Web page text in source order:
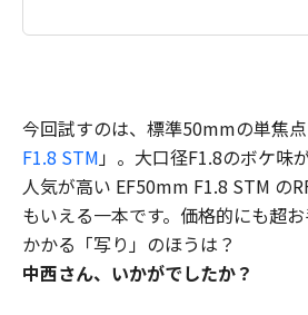
今回試すのは、標準50mmの単焦
F1.8 STM」。大口径F1.8のボケ味
人気が高い EF50mm F1.8 STM の
もいえる一本です。価格的にも超
かかる「写り」のほうは？
中西さん、いかがでしたか？